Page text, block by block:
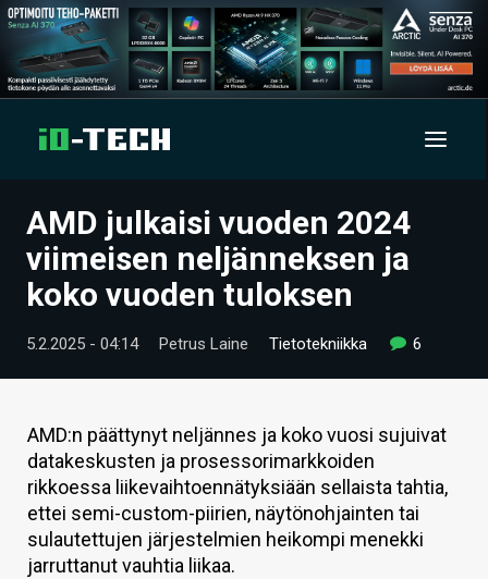
UUTISET
ARTIKKELIT
VIDEOT
TECHBBS
TIETOA
HINTA.FI
KAUPPA
VAIHDA TEEMA
AMD julkaisi vuoden 2024
viimeisen neljänneksen ja
koko vuoden tuloksen
5.2.2025 - 04:14 Petrus Laine Tietotekniikka 6
AMD:n päättynyt neljännes ja koko vuosi sujuivat
datakeskusten ja prosessorimarkkoiden
rikkoessa liikevaihtoennätyksiään sellaista tahtia,
ettei semi-custom-piirien, näytönohjainten tai
sulautettujen järjestelmien heikompi menekki
jarruttanut vauhtia liikaa.